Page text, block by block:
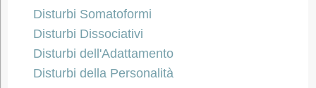
Disturbi Somatoformi
Disturbi Dissociativi
Disturbi dell'Adattamento
Disturbi della Personalità